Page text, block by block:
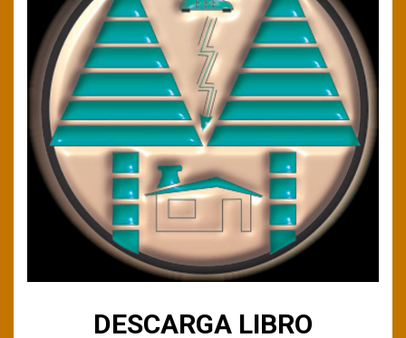
DESCARGA LIBRO